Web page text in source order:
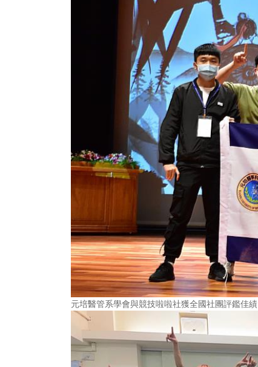
元培醫管系學會與競技啦啦社獲全國社團評鑑佳績